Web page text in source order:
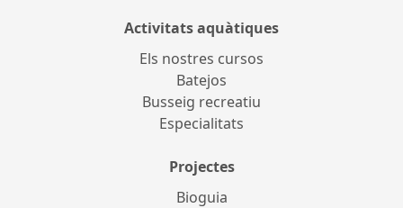
Activitats aquàtiques
Els nostres cursos
Batejos
Busseig recreatiu
Especialitats
Projectes
Bioguia